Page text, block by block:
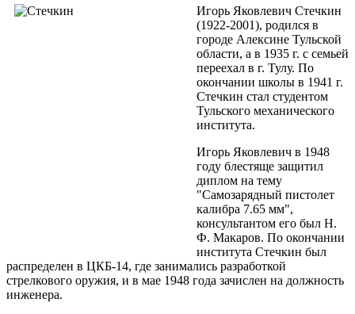
Игорь Яковлевич Стечкин
(1922-2001), родился в
городе Алексине Тульской
области, а в 1935 г. с семьей
переехал в г. Тулу. По
окончании школы в 1941 г.
Стечкин стал студентом
Тульского механического
института.
Игорь Яковлевич в 1948
году блестяще защитил
диплом на тему
"Самозарядный пистолет
калибра 7.65 мм",
консультантом его был Н.
Ф. Макаров. По окончании
института Стечкин был
распределен в ЦКБ-14, где занимались разработкой
стрелкового оружия, и в мае 1948 года зачислен на должность
инженера.